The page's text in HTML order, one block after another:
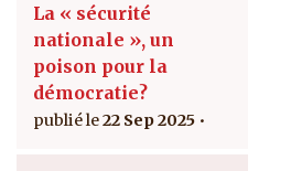
La « sécurité
nationale », un
poison pour la
démocratie?
22 Sep 2025